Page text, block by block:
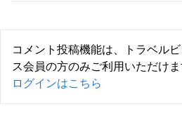
コメント投稿機能は、トラベル
ス会員の方のみご利用いただけま
ログインはこちら